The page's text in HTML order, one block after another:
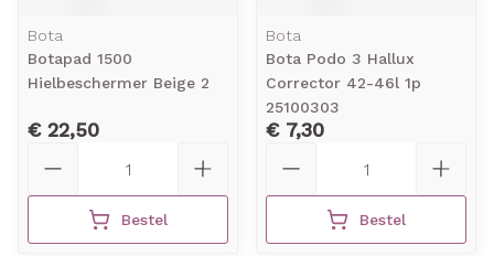
Bota
Botapad 1500
Hielbeschermer Beige 2
€ 22,50
Bestel
Bota
Bota Podo 3 Hallux
Corrector 42-46l 1p
25100303
€ 7,30
Bestel